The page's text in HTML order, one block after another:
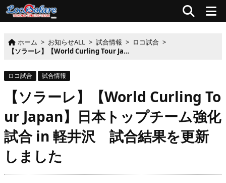
ホーム > お知らせALL > 試合情報 > ロコ試合 >
【ソラーレ】【World Curling Tour Japan】日本トップチーム強化試合 in 軽井沢 試合結果を更新しました
ロコ試合 試合情報
【ソラーレ】【World Curling To
ur Japan】日本トップチーム強化
試合 in 軽井沢 試合結果を更新
しました